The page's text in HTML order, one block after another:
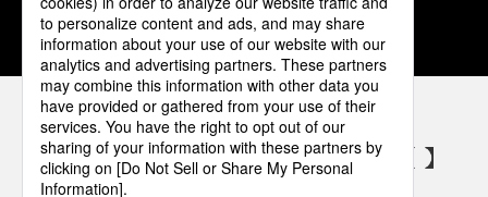
1 2 3 4 5
パナソニックの電気設備 SNSアカウント